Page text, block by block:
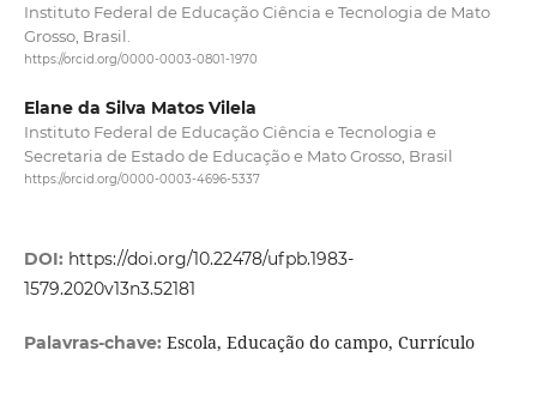
Instituto Federal de Educação Ciência e Tecnologia de Mato
Grosso, Brasil.
https://orcid.org/0000-0003-0801-1970
Elane da Silva Matos Vilela
Instituto Federal de Educação Ciência e Tecnologia e
Secretaria de Estado de Educação e Mato Grosso, Brasil
https://orcid.org/0000-0003-4696-5337
DOI: https://doi.org/10.22478/ufpb.1983-
1579.2020v13n3.52181
Palavras-chave: Escola, Educação do campo, Currículo